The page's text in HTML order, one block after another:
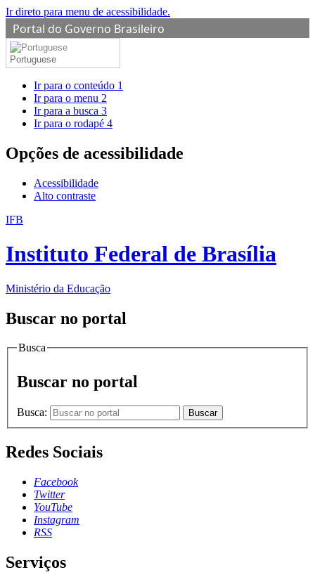
Ir direto para menu de acessibilidade.
Portal do Governo Brasileiro
Portuguese
Ir para o conteúdo 1
Ir para o menu 2
Ir para a busca 3
Ir para o rodapé 4
Opções de acessibilidade
Acessibilidade
Alto contraste
IFB
Instituto Federal de Brasília
Ministério da Educação
Buscar no portal
Busca
Buscar no portal
Busca: Buscar
Redes Sociais
Facebook
Twitter
YouTube
Instagram
RSS
Serviços